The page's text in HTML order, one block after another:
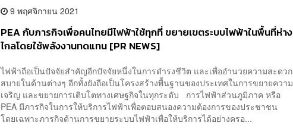
9 พฤศจิกายน 2021
PEA กับภารกิจเพื่อคนไทยมีไฟฟ้าใช้ทุกที่ ขยายเขตระบบไฟฟ้าในพื้นที่ห่าง
ไกลโดยใช้พลังงานทดแทน [PR NEWS]
ไฟฟ้าถือเป็นปัจจัยสำคัญอีกปัจจัยหนึ่งในการดำรงชีวิต และเพื่ออำนวยความสะดวก
สบายในด้านต่างๆ อีกทั้งยังถือเป็นโครงสร้างพื้นฐานของประเทศในการขยายความ
เจริญ และขยายการเติบโตทางเศษฐกิจในทุกระดับ การไฟฟ้าส่วนภูมิภาค หรือ
PEA มีภารกิจในการให้บริการไฟฟ้าเพื่อตอบสนองความต้องการของประชาชน
โดยเฉพาะภารกิจด้านการขยายระบบไฟฟ้าเพื่อให้บริการได้อย่างครอ...